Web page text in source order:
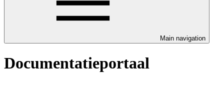
Main navigation
Documentatieportaal